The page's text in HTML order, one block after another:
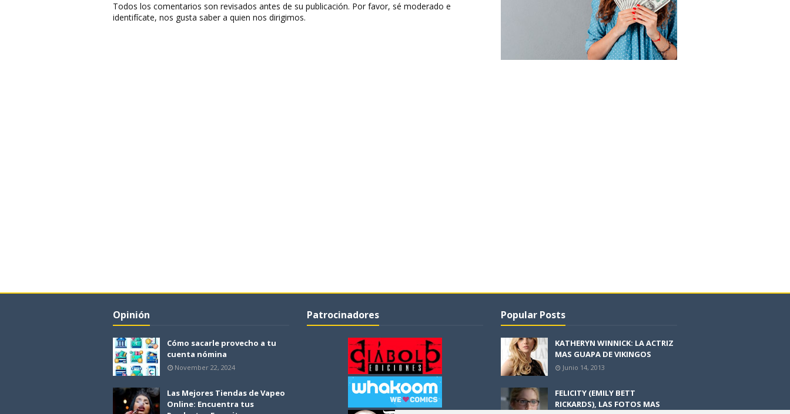
Todos los comentarios son revisados antes de su publicación. Por favor, sé moderado e
identifícate, nos gusta saber a quien nos dirigimos.
Opinión
Cómo sacarle provecho a tu
cuenta nómina
November 22, 2024
Las Mejores Tiendas de Vapeo
Online: Encuentra tus
Patrocinadores Popular Posts
KATHERYN WINNICK: LA ACTRIZ
MAS GUAPA DE VIKINGOS
Junio 14, 2013
FELICITY (EMILY BETT
RICKARDS), LAS FOTOS MAS